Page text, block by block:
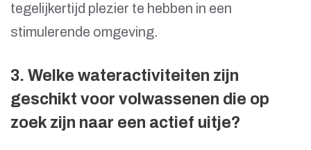
tegelijkertijd plezier te hebben in een
stimulerende omgeving.
3. Welke wateractiviteiten zijn
geschikt voor volwassenen die op
zoek zijn naar een actief uitje?